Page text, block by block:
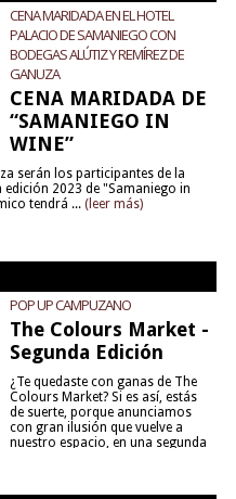
CENA MARIDADA EN EL HOTEL
PALACIO DE SAMANIEGO CON
BODEGAS ALÚTIZ Y REMÍREZ DE
GANUZA
CENA MARIDADA DE
“SAMANIEGO IN
WINE”
serán los participantes de la
edición 2023 de "Samaniego in
tendrá ... (leer más)
POP UP CAMPUZANO
The Colours Market -
Segunda Edición
¿Te quedaste con ganas de The
Colours Market? Si es así, estás
de suerte, porque anunciamos
con gran ilusión que vuelve a
nuestro espacio, en una segunda